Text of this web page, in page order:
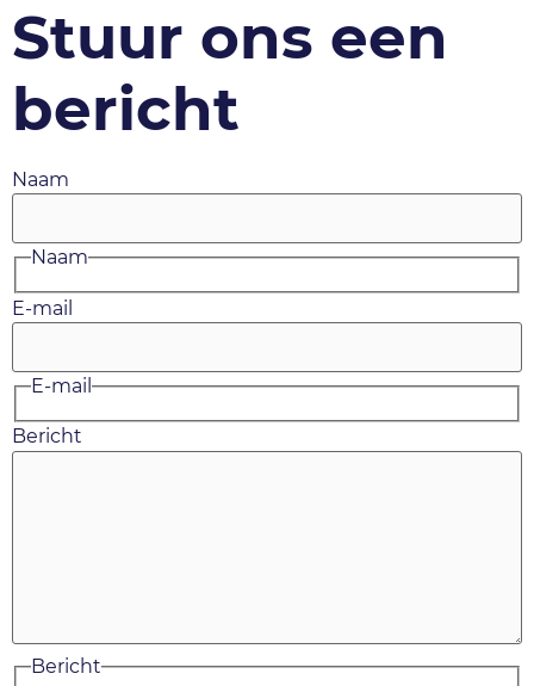
Stuur ons een
bericht
Naam
Naam
E-mail
E-mail
Bericht
Bericht